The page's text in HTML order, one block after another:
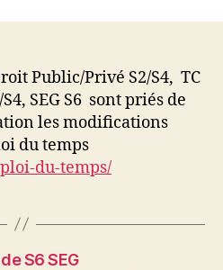
Public/Privé S2/S4, TC
SEG S6 sont priés de
les modifications
du temps
du-temps/
S6 SEG